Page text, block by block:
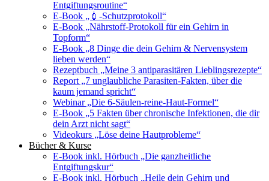
Entgiftungsroutine“
E-Book „💉-Schutzprotokoll“
E-Book „Nährstoff-Protokoll für ein Gehirn in
Topform“
E-Book „8 Dinge die dein Gehirn & Nervensystem
lieben werden“
Rezeptbuch „Meine 3 antiparasitären Lieblingsrezepte“
Report „7 unglaubliche Parasiten-Fakten, über die
kaum jemand spricht“
Webinar „Die 6-Säulen-reine-Haut-Formel“
E-Book „5 Fakten über chronische Infektionen, die dir
dein Arzt nicht sagt“
Videokurs „Löse deine Hautprobleme“
Bücher & Kurse
E-Book inkl. Hörbuch „Die ganzheitliche
Entgiftungskur“
E-Book inkl. Hörbuch „Heile dein Gehirn und